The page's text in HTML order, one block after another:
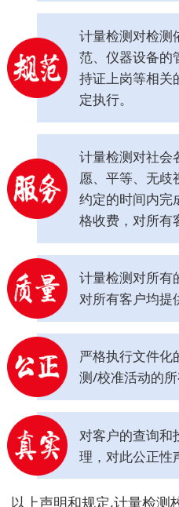
计量检测对检测
范、仪器设备的
持证上岗等相关
定执行。
计量检测对社会
愿、平等、无歧
约定的时间内完
格收费，对所有
计量检测对所有
对所有客户均提
严格执行文件化
测/校准活动的所
对客户的查询和
理，对此公正性
以上声明和规定,计量检测